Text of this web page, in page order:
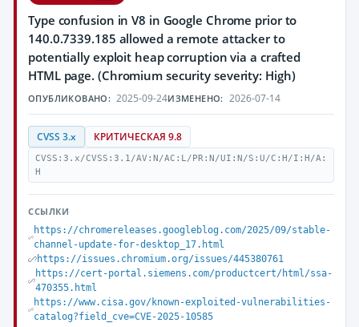
Type confusion in V8 in Google Chrome prior to
140.0.7339.185 allowed a remote attacker to
potentially exploit heap corruption via a crafted
HTML page. (Chromium security severity: High)
ОПУБЛИКОВАНО: 2025-09-24ИЗМЕНЕНО: 2026-07-14
CVSS 3.x КРИТИЧЕСКАЯ 9.8
CVSS:3.x/CVSS:3.1/AV:N/AC:L/PR:N/UI:N/S:U/C:H/I:H/A:
H
ССЫЛКИ
https://chromereleases.googleblog.com/2025/09/stable-
channel-update-for-desktop_17.html
https://issues.chromium.org/issues/445380761
https://cert-portal.siemens.com/productcert/html/ssa-
470355.html
https://www.cisa.gov/known-exploited-vulnerabilities-
catalog?field_cve=CVE-2025-10585